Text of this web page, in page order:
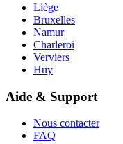
Liège
Bruxelles
Namur
Charleroi
Verviers
Huy
Aide & Support
Nous contacter
FAQ